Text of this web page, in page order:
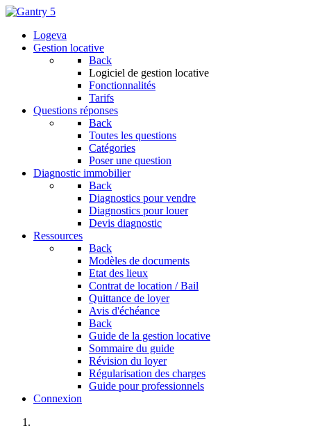
Logeva
Gestion locative
Back
Logiciel de gestion locative
Fonctionnalités
Tarifs
Questions réponses
Back
Toutes les questions
Catégories
Poser une question
Diagnostic immobilier
Back
Diagnostics pour vendre
Diagnostics pour louer
Devis diagnostic
Ressources
Back
Modèles de documents
Etat des lieux
Contrat de location / Bail
Quittance de loyer
Avis d'échéance
Back
Guide de la gestion locative
Sommaire du guide
Révision du loyer
Régularisation des charges
Guide pour professionnels
Connexion